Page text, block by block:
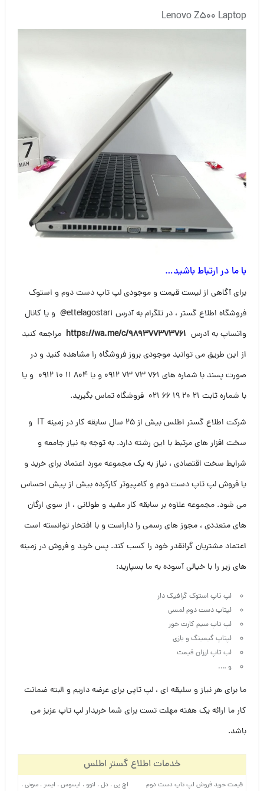
Lenovo Z500 Laptop
با ما در ارتباط باشید…
برای آگاهی از لیست قیمت و موجودیلپ تاپ دست دومو استوک
فروشگاه اطلاع گستر ، در تلگرام به آدرس @ettelagostar1 و یا کانال
واتساپ به آدرس https://wa.me/c/989377373761 مراجعه کنید
از این طریق می توانید موجودی بروز فروشگاه را مشاهده کنید و در
صورت پسند با شماره های ۷۶۱ ۷۳ ۷۳ ۰۹۱۲ و یا ۸۰۴ ۱۱ ۱۰ ۰۹۱۲ و یا
با شماره ثابت ۲۱ ۲۰ ۱۹ ۶۶ ۰۲۱ فروشگاه تماس بگیرید
.
شرکت اطلاع گستر اطلس بیش از ۲۵ سال سابقه کار در زمینه IT و
سخت افزار های مرتبط با این رشته دارد. به توجه به نیاز جامعه و
شرایط سخت اقتصادی ، نیاز به یک مجموعه مورد اعتماد برای خرید و
یا فروش لپ تاپ دست دوم و کامپیوتر کارکرده بیش از پیش احساس
می شود. مجموعه علاوه بر سابقه کار مفید و طولانی ، از سوی ارگان
های متعددی ، مجوز های رسمی را داراست و با افتخار توانسته است
اعتماد مشتریان گرانقدر خود را کسب کند. پس خرید و فروش در زمینه
های زیر را با خیالی آسوده به ما بسپارید:
لپ تاپ استوک گرافیک دار
لپتاپ دست دوم لمسی
لپ تاپ سیم کارت خور
لپتاپ گیمینگ و بازی
لب تاپ ارزان قیمت
و ….
ما برای هر نیاز و سلیقه ای ، لپ تاپی برای عرضه داریم و البته ضمانت
کار ما ارائه یک هفته مهلت تست برای شما خریدار لپ تاپ عزیز می
باشد.
خدمات اطلاع گستر اطلس
قیمت خرید فروش لپ تاپ دست دوم
اچ پی ، دل ، لنوو ، ایسوس ، ایسر ، سونی ،